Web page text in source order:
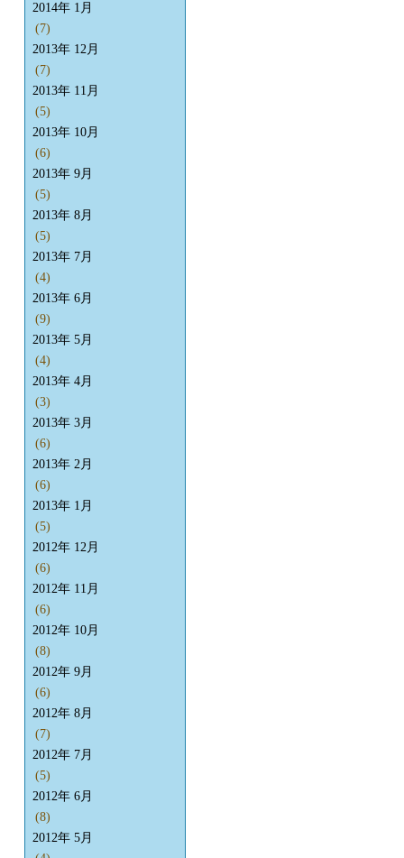
2014年 1月
(7)
2013年 12月
(7)
2013年 11月
(5)
2013年 10月
(6)
2013年 9月
(5)
2013年 8月
(5)
2013年 7月
(4)
2013年 6月
(9)
2013年 5月
(4)
2013年 4月
(3)
2013年 3月
(6)
2013年 2月
(6)
2013年 1月
(5)
2012年 12月
(6)
2012年 11月
(6)
2012年 10月
(8)
2012年 9月
(6)
2012年 8月
(7)
2012年 7月
(5)
2012年 6月
(8)
2012年 5月